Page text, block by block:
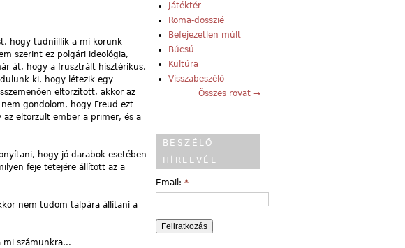
hogy tudniillik a mi korunk
szerint ez polgári ideológia,
át, hogy a frusztrált hisztérikus,
ki, hogy létezik egy
eltorzított, akkor az
gondolom, hogy Freud ezt
eltorzult ember a primer, és a
hogy jó darabok esetében
feje tetejére állított az a
nem tudom talpára állítani a
mi számunkra...
Játéktér
Roma-dosszié
Befejezetlen múlt
Búcsú
Kultúra
Visszabeszélő
Összes rovat →
BESZÉLŐ
HÍRLEVÉL
Email: *